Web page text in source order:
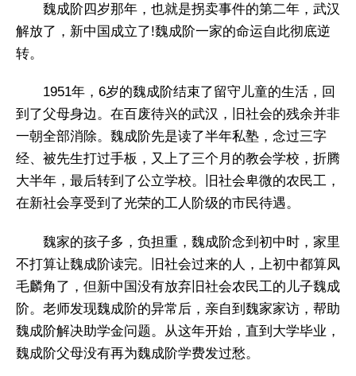
魏成阶四岁那年，也就是拐卖事件的第二年，武汉
解放了，新中国成立了!魏成阶一家的命运自此彻底逆
转。
1951年，6岁的魏成阶结束了留守儿童的生活，回
到了父母身边。在百废待兴的武汉，旧社会的残余并非
一朝全部消除。魏成阶先是读了半年私塾，念过三字
经、被先生打过手板，又上了三个月的教会学校，折腾
大半年，最后转到了公立学校。旧社会卑微的农民工，
在新社会享受到了光荣的工人阶级的市民待遇。
魏家的孩子多，负担重，魏成阶念到初中时，家里
不打算让魏成阶读完。旧社会过来的人，上初中都算凤
毛麟角了，但新中国没有放弃旧社会农民工的儿子魏成
阶。老师发现魏成阶的异常后，亲自到魏家家访，帮助
魏成阶解决助学金问题。从这年开始，直到大学毕业，
魏成阶父母没有再为魏成阶学费发过愁。